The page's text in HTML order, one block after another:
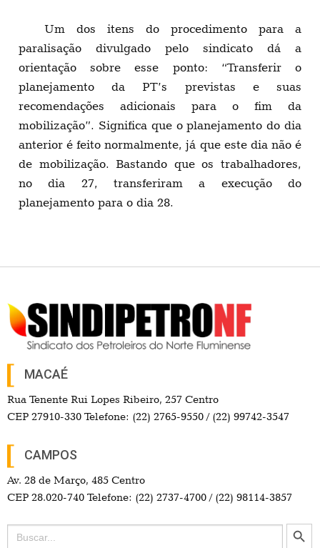
Um dos itens do procedimento para a
paralisação divulgado pelo sindicato dá a
orientação sobre esse ponto: “Transferir o
planejamento da PT’s previstas e suas
recomendações adicionais para o fim da
mobilização”. Significa que o planejamento do dia
anterior é feito normalmente, já que este dia não é
de mobilização. Bastando que os trabalhadores,
no dia 27, transferiram a execução do
planejamento para o dia 28.
MACAÉ
Rua Tenente Rui Lopes Ribeiro, 257 Centro
CEP 27910-330 Telefone: (22) 2765-9550 / (22) 99742-3547
CAMPOS
Av. 28 de Março, 485 Centro
CEP 28.020-740 Telefone: (22) 2737-4700 / (22) 98114-3857
Search
for:
Search Button